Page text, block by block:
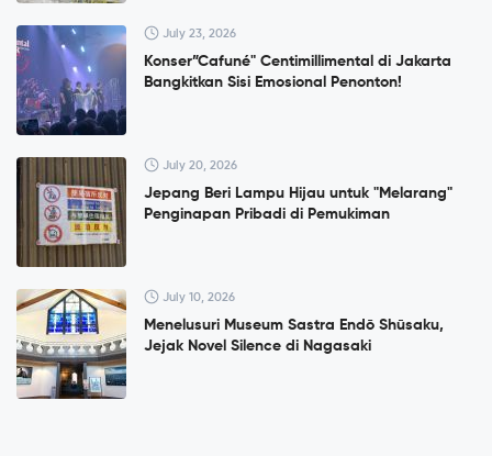
July 23, 2026
Konser”Cafuné" Centimillimental di Jakarta
Bangkitkan Sisi Emosional Penonton!
July 20, 2026
Jepang Beri Lampu Hijau untuk "Melarang"
Penginapan Pribadi di Pemukiman
July 10, 2026
Menelusuri Museum Sastra Endō Shūsaku,
Jejak Novel Silence di Nagasaki